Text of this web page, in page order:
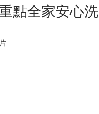
點全家安心洗